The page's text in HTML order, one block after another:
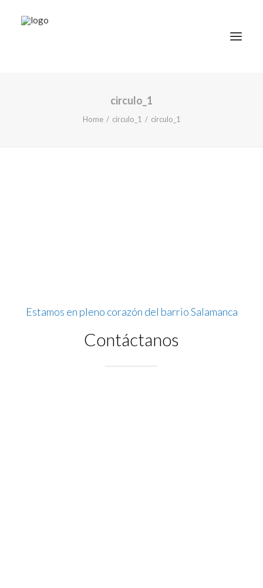
circulo_1
Home circulo_1 circulo_1
Estamos en pleno corazón del barrio Salamanca
Contáctanos